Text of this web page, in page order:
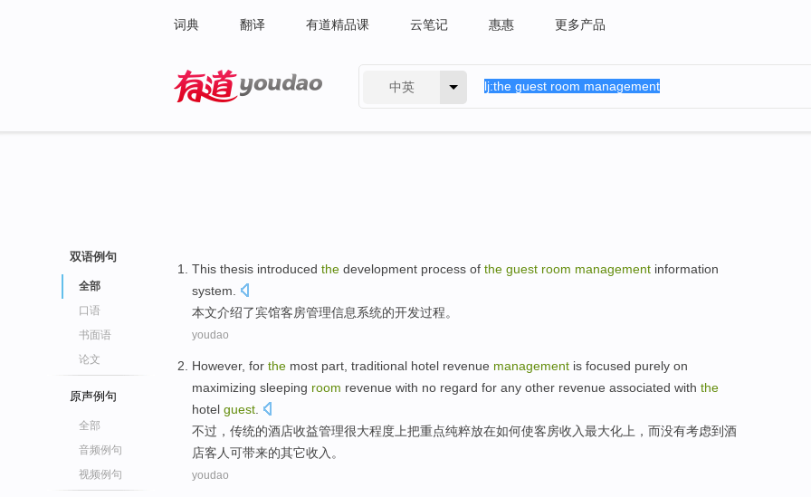
词典 翻译 有道精品课 云笔记 惠惠 更多产品
中英
双语例句
全部
口语
书面语
论文
原声例句
全部
音频例句
视频例句
This thesis introduced the development process of the guest room management information
system
本文介绍了宾馆客房管理信息系统的开发过程。
youdao
However, for the most part, traditional hotel revenue management is focused purely on
maximizing sleeping room revenue with no regard for any other revenue associated with the
hotel guest
不过 ， 传统的酒店收益管理很大程度上把重点纯粹放在如何使客房收入最大化 上， 而没有考虑到酒
店客人可带来的其它收入。
youdao